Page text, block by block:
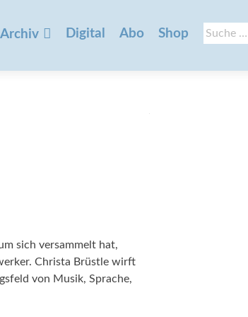
Suche
nach:
Archiv Digital Abo Shop
sich versammelt hat,
Christa Brüstle wirft
von Musik, Sprache,